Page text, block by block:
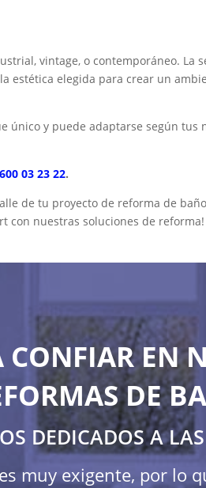
vintage, o contemporáneo. La
estética elegida para crear un
único y puede adaptarse según tus
600 03 23 22.
de tu proyecto de reforma de
con nuestras soluciones de reforma!
CONFIAR EN
DE
DEDICADOS A
muy exigente, por lo